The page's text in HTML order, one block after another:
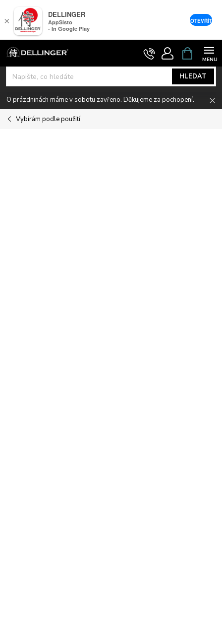
Přejít
na
obsah
HLEDAT
NÁKUPNÍ
KOŠÍK
O prázdninách máme v sobotu zavřeno. Děkujeme za pochopení.
Vybírám podle použití
×
DELLINGER
AppSisto
- In Google Play
OTEVŘÍT